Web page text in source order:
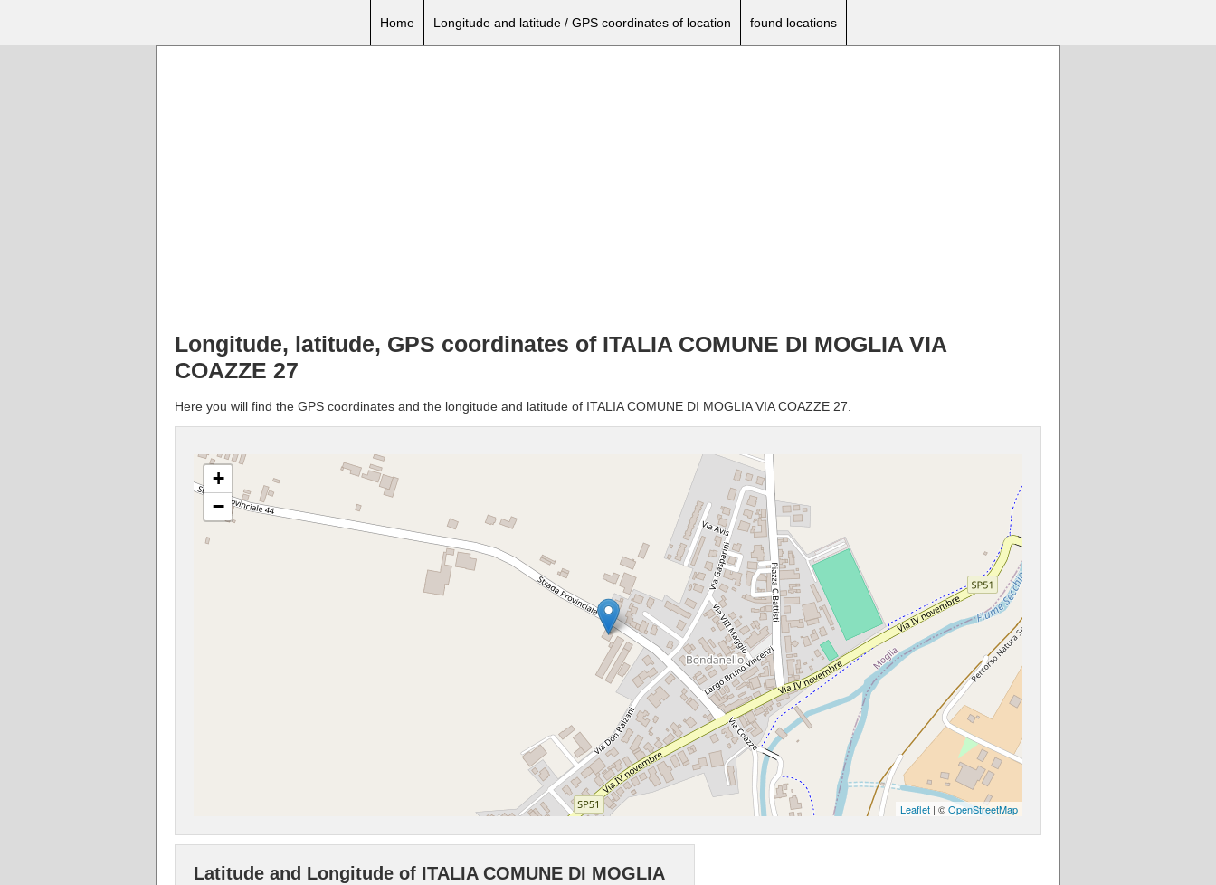
Home Longitude and latitude / GPS coordinates of location found locations
Longitude, latitude, GPS coordinates of ITALIA COMUNE DI MOGLIA VIA
COAZZE 27
Here you will find the GPS coordinates and the longitude and latitude of ITALIA COMUNE DI MOGLIA VIA COAZZE 27.
+
−
Leaflet | ©OpenStreetMap
Latitude and Longitude of ITALIA COMUNE DI MOGLIA